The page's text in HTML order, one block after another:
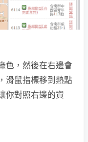
色，然後在右邊會
滑鼠指標移到熱點
你對照右邊的資